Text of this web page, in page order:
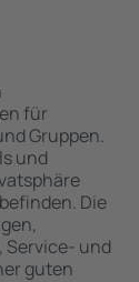
für
Gruppen.
und
Die
und
guten